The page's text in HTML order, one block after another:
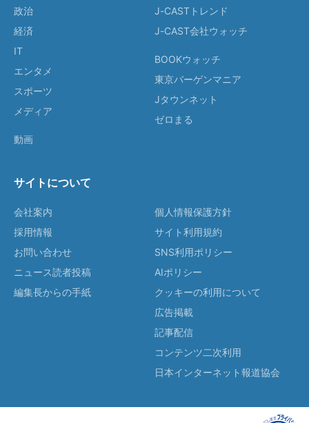
政治
経済
IT
エンタメ
スポーツ
メディア
動画
J-CASTトレンド
J-CAST会社ウォッチ
BOOKウォッチ
東京バーゲンマニア
Jタウンネット
ゼロまる
サイトについて
会社案内
採用情報
お問い合わせ
ニュース読者投稿
編集長からの手紙
個人情報保護方針
サイト利用規約
SNS利用ポリシー
AIポリシー
クッキーの利用について
広告掲載
記事配信
コンテンツ二次利用
日本インターネット報道協会